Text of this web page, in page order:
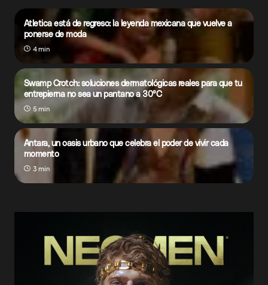
Atletica está de regreso: la leyenda mexicana que vuelve a
ponerse de moda
4 min
Swamp Crotch: soluciones dermatológicas reales para que tu
entrepierna no sea un pantano a 30°C
5 min
Antara, un oasis urbano que celebra el poder de vivir cada
momento
3 min